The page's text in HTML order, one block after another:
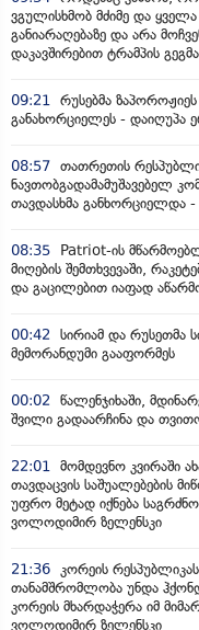
ვგულისხმობ მძიმე და
განიარაღებაზე და არა
დაკავშირებით ტრამპის
09:21 რუსებმა
განახორციელეს - დაიღუპა
08:57 თათრეთის
ნავთობგადამამუშავებელ
თავდასხმა განხორციელდა -
08:35
Patriot-ის
მიღების შემთხვევაში,
და გაცილებით იაფად
00:42 სირიამ და რუსეთმა
მემორანდუმი გააფორმეს
00:02 წალენჯიხაში,
შვილი გადაარჩინა და
22:01 მომდევნო კვირაში
თავდაცვის საშუალებების
უფრო მეტად იქნება
ვოლოდიმირ ზელენსკი
21:36 კორეის
თანამშრომლობა უნდა
კორეის მხარდაჭერა იმ
ვოლოდიმირ ზელენსკი